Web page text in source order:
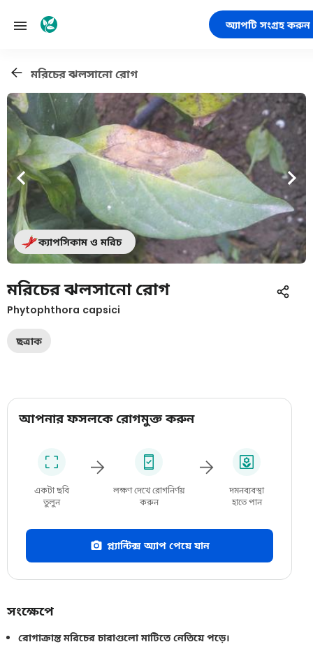
অ্যাপটি সংগ্রহ করুন
মরিচের ঝলসানো রোগ
ক্যাপসিকাম ও মরিচ
মরিচের ঝলসানো রোগ
Phytophthora capsici
ছত্রাক
আপনার ফসলকে রোগমুক্ত করুন
একটা ছবি
তুলুন
লক্ষণ দেখে রোগনির্ণয়
করুন
দমনব্যবস্থা
হাতে পান
প্ল্যান্টিক্স অ্যাপ পেয়ে যান
সংক্ষেপে
রোগাক্রান্ত মরিচের চারাগুলো মাটিতে নেতিয়ে পড়ে।